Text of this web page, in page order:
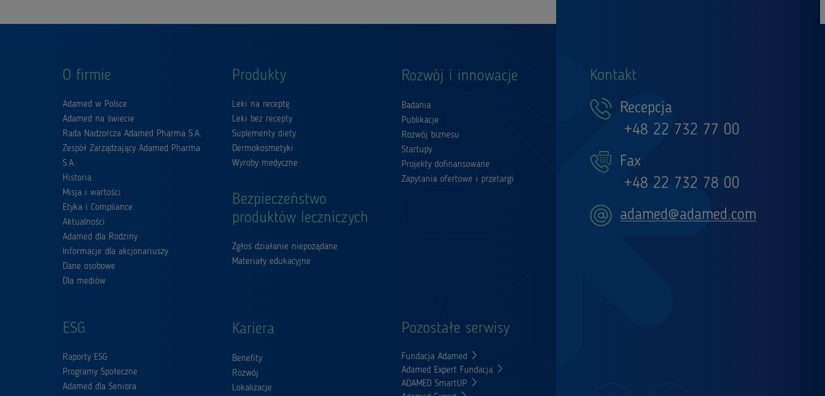
O firmie
Adamed w Polsce
Adamed na świecie
Rada Nadzorcza Adamed Pharma S.A.
Zespół Zarządzający Adamed Pharma
S.A.
Historia
Misja i wartości
Etyka i Compliance
Aktualności
Adamed dla Rodziny
Informacje dla akcjonariuszy
Dane osobowe
Dla mediów
Produkty
Leki na receptę
Leki bez recepty
Suplementy diety
Dermokosmetyki
Wyroby medyczne
Bezpieczeństwo
produktów leczniczych
Zgłoś działanie niepożądane
Materiały edukacyjne
Rozwój i innowacje
Badania
Publikacje
Rozwój biznesu
Startupy
Projekty dofinansowane
Zapytania ofertowe i przetargi
ESG
Raporty ESG
Programy Społeczne
Adamed dla Seniora
Kariera
Benefity
Rozwój
Lokalizacje
Pozostałe serwisy
Fundacja Adamed
Adamed Expert Fundacja
ADAMED SmartUP
Kontakt
Recepcja
+48 22 732 77 00
Fax
+48 22 732 78 00
adamed@adamed.com